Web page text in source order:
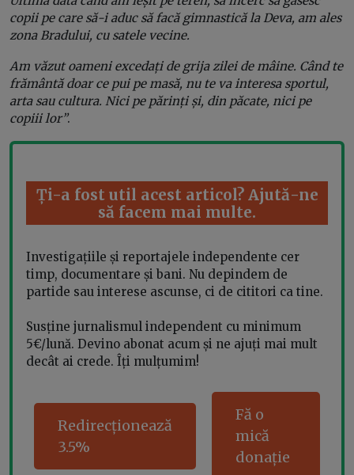
copii pe care să-i aduc să facă gimnastică la Deva, am ales
zona Bradului, cu satele vecine.
Am văzut oameni excedați de grija zilei de mâine. Când te
frământă doar ce pui pe masă, nu te va interesa sportul,
arta sau cultura. Nici pe părinți și, din păcate, nici pe
copiii lor”.
Ți-a fost util acest articol? Ajută-ne
să facem mai multe.
Investigațiile și reportajele independente cer
timp, documentare și bani. Nu depindem de
partide sau interese ascunse, ci de cititori ca tine.
Susține jurnalismul independent cu minimum
5€/lună. Devino abonat acum și ne ajuți mai mult
decât ai crede. Îți mulțumim!
Redirecționează
3.5%
Fă o
mică
donație